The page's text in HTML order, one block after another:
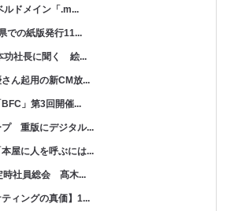
ルドメイン「.m...
での紙版発行11...
功社長に聞く 絵...
ん起用の新CM放...
」第3回開催...
プ 重版にデジタル...
本屋に人を呼ぶには...
社員総会 髙木...
ティングの真価】1...